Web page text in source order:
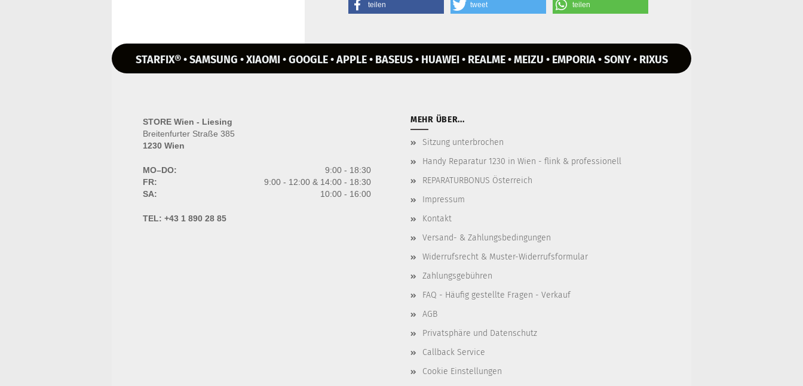
teilen tweet teilen
STARFIX® • SAMSUNG • XIAOMI • GOOGLE • APPLE • BASEUS • HUAWEI • REALME • MEIZU • EMPORIA • SONY • RIXUS
STORE Wien - Liesing
Breitenfurter Straße 385
1230 Wien
MO–DO:
9:00 - 18:30
FR:
9:00 - 12:00 & 14:00 - 18:30
SA:
10:00 - 16:00
TEL: +43 1 890 28 85
MEHR ÜBER...
Sitzung unterbrochen
Handy Reparatur 1230 in Wien - flink & professionell
REPARATURBONUS Österreich
Impressum
Kontakt
Versand- & Zahlungsbedingungen
Widerrufsrecht & Muster-Widerrufsformular
Zahlungsgebühren
FAQ - Häufig gestellte Fragen - Verkauf
AGB
Privatsphäre und Datenschutz
Callback Service
Cookie Einstellungen